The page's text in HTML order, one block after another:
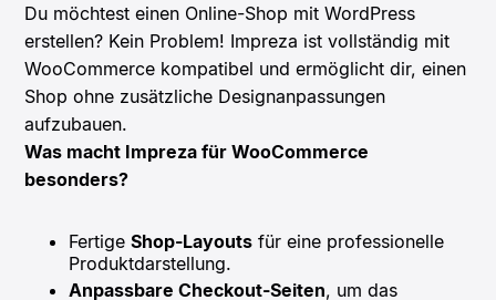
Du möchtest einen Online-Shop mit WordPress
erstellen? Kein Problem! Impreza ist vollständig mit
WooCommerce kompatibel und ermöglicht dir, einen
Shop ohne zusätzliche Designanpassungen
aufzubauen.
Was macht Impreza für WooCommerce
besonders?
FertigeShop-Layouts für eine professionelle
Produktdarstellung.
Anpassbare Checkout-Seiten, um das